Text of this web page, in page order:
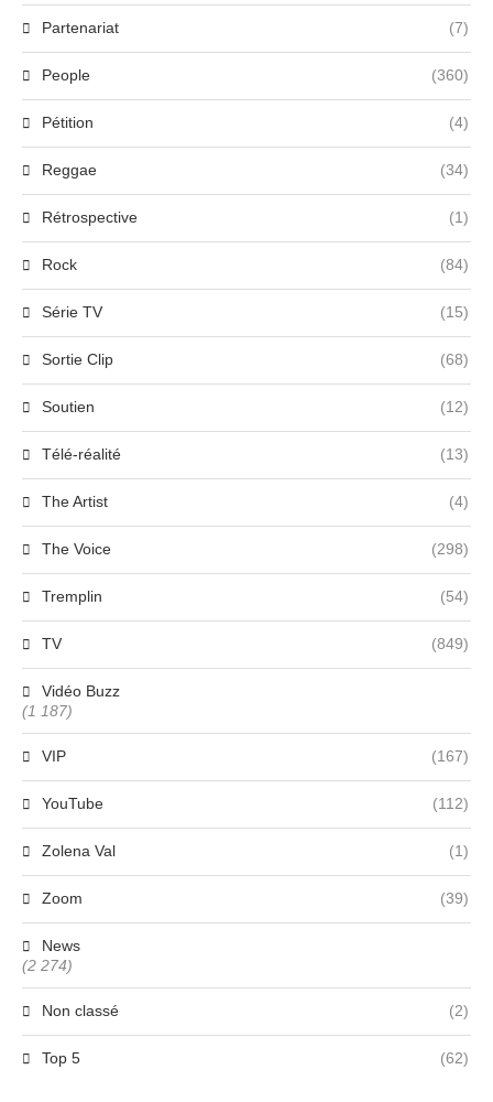
Partenariat (7)
People (360)
Pétition (4)
Reggae (34)
Rétrospective (1)
Rock (84)
Série TV (15)
Sortie Clip (68)
Soutien (12)
Télé-réalité (13)
The Artist (4)
The Voice (298)
Tremplin (54)
TV (849)
Vidéo Buzz
(1 187)
VIP (167)
YouTube (112)
Zolena Val (1)
Zoom (39)
News
(2 274)
Non classé (2)
Top 5 (62)